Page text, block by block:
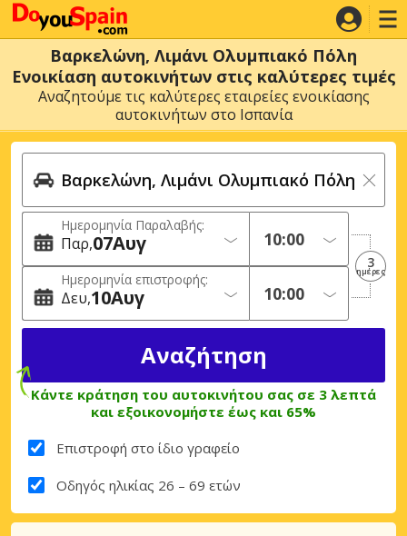
Βαρκελώνη, Λιμάνι Ολυμπιακό Πόλη
Ενοικίαση αυτοκινήτων στις καλύτερες τιμές
Αναζητούμε τις καλύτερες εταιρείες ενοικίασης
αυτοκινήτων στο Ισπανία
Ημερομηνία Παραλαβής:
Παρ 07Αυγ
Ημερομηνία επιστροφής:
Δευ 10Αυγ
3
ημέρες
Κάντε κράτηση του αυτοκινήτου σας σε 3 λεπτά
και εξοικονομήστε έως και 65%
Επιστροφή στο ίδιο γραφείο
Οδηγός ηλικίας 26 – 69 ετών